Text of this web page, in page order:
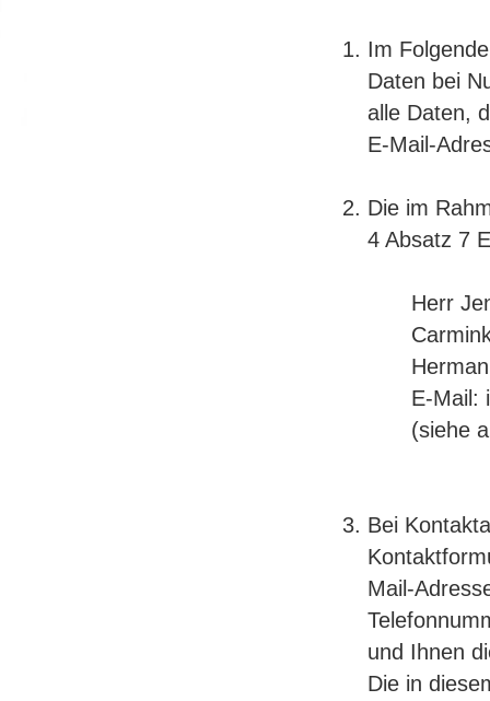
Im
Daten bei
alle Daten,
E-Mail-
Die im
4 Absatz 7
Herr
E-Mail:
(siehe
Bei
Mail-
und Ihnen
Die in